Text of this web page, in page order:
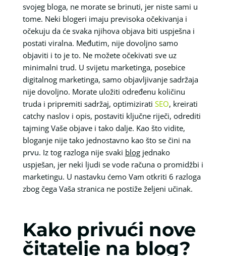
svojeg bloga, ne morate se brinuti, jer niste sami u
tome. Neki blogeri imaju previsoka očekivanja i
očekuju da će svaka njihova objava biti uspješna i
postati viralna. Međutim, nije dovoljno samo
objaviti i to je to. Ne možete očekivati sve uz
minimalni trud. U svijetu marketinga, posebice
digitalnog marketinga, samo objavljivanje sadržaja
nije dovoljno. Morate uložiti određenu količinu
truda i pripremiti sadržaj, optimizirati SEO, kreirati
catchy naslov i opis, postaviti ključne riječi, odrediti
tajming Vaše objave i tako dalje. Kao što vidite,
bloganje nije tako jednostavno kao što se čini na
prvu. Iz tog razloga nije svaki blogjednako
uspješan, jer neki ljudi se vode računa o promidžbi i
marketingu. U nastavku ćemo Vam otkriti 6 razloga
zbog čega Vaša stranica ne postiže željeni učinak.
Kako privući nove
čitatelje na blog?